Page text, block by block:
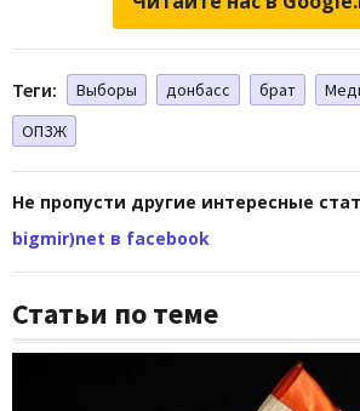
Теги: Выборы донбасс брат
ОПЗЖ
Не пропусти другие интересные
bigmir)net в facebook
Статьи по теме